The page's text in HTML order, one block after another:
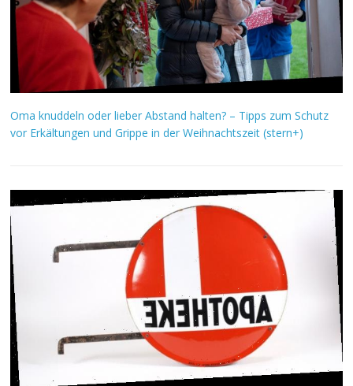
Oma knuddeln oder lieber Abstand halten? – Tipps zum Schutz
vor Erkältungen und Grippe in der Weihnachtszeit (stern+)